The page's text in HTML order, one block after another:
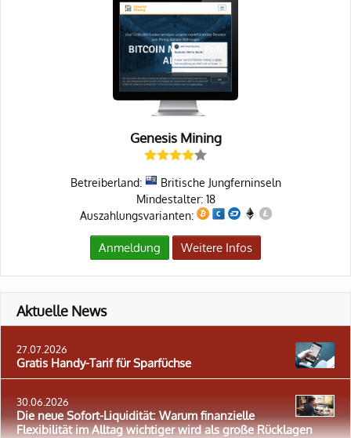
Genesis Mining
Betreiberland:
Britische Jungferninseln
Mindestalter: 18
Auszahlungsvarianten:
Anmeldung Weitere Infos
Aktuelle News
27.07.2026
Gratis Handy-Tarif für Sparfüchse
30.06.2026
Die neue Sofort-Liquidität: Warum finanzielle
Flexibilität im Alltag wichtiger wird als große Rücklagen